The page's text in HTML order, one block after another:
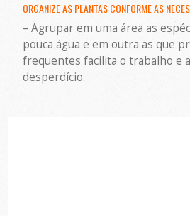
ORGANIZE AS PLANTAS CONFORME AS
– Agrupar em uma área as
pouca água e em outra as que
frequentes facilita o trabalho e
desperdício.